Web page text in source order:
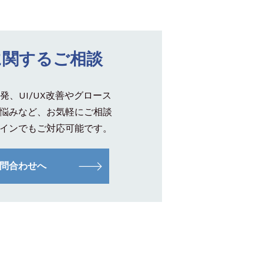
するご相談
、UI/UX改善やグロース
みなど、お気軽にご相談
ンでもご対応可能です。
合わせへ